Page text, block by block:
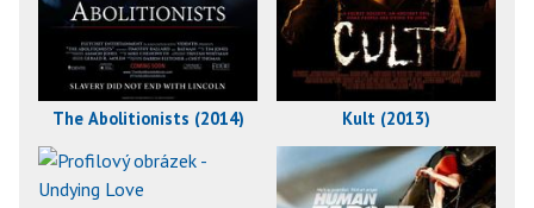
The Abolitionists (2014) Kult (2013)